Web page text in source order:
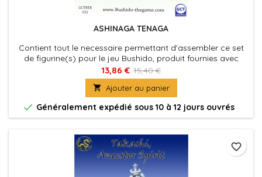
ASHINAGA TENAGA
Contient tout le necessaire permettant d'assembler ce set
de figurine(s) pour le jeu Bushido, produit fournies avec
leurs socles en plastique. Figurine(s) à peindre et à
assembler
13,86 € 15,40 €
 Ajouter au panier
 Généralement expédié sous 10 à 12 jours ouvrés
favorite_border